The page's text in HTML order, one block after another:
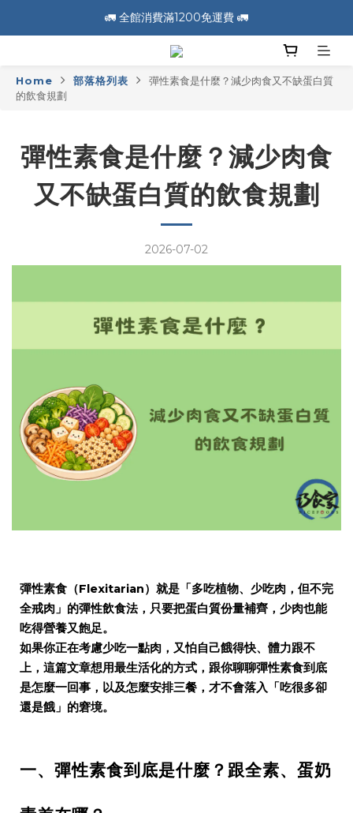
🚛 全館消費滿1200免運費 🚛
🚛 全館消費滿1200免運費 🚛
📣 加入會員送100元購物金 📣
🚛 全館消費滿1200免運費 🚛
Home 部落格列表
彈性素食是什麼？減少肉食又不缺蛋白質
的飲食規劃
彈性素食是什麼？減少肉食
又不缺蛋白質的飲食規劃
2026-07-02
彈性素食（Flexitarian）就是「多吃植物、少吃肉，但不完
全戒肉」的彈性飲食法，只要把蛋白質份量補齊，少肉也能
吃得營養又飽足。
如果你正在考慮少吃一點肉，又怕自己餓得快、體力跟不
上，這篇文章想用最生活化的方式，跟你聊聊彈性素食到底
是怎麼一回事，以及怎麼安排三餐，才不會落入「吃很多卻
還是餓」的窘境。
一、彈性素食到底是什麼？跟全素、蛋奶